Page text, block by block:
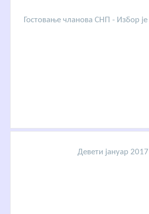
Гостовање чланова СНП - Избор
Девети јануар 2017